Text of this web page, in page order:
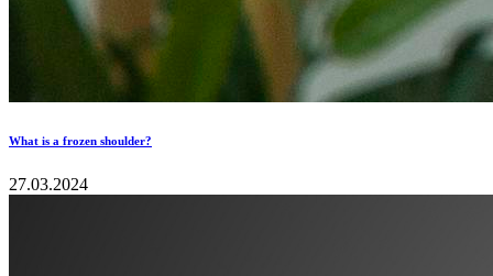
What is a frozen shoulder?
27.03.2024